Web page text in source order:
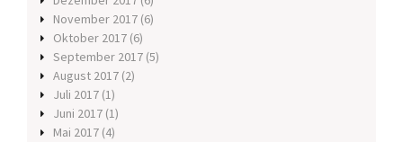
November 2017 (6)
Oktober 2017 (6)
September 2017 (5)
August 2017 (2)
Juli 2017 (1)
Juni 2017 (1)
Mai 2017 (4)